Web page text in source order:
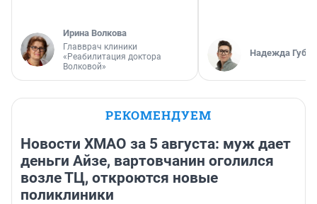
Ирина Волкова
Главврач клиники
«Реабилитация доктора
Волковой»
Надежда
РЕКОМЕНДУЕМ
Новости ХМАО за 5 августа: муж дает
деньги Айзе, вартовчанин оголился
возле ТЦ, откроются новые
поликлиники